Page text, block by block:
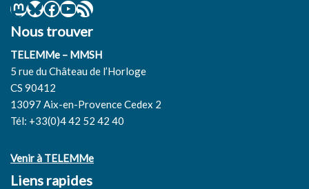
Nous trouver
TELEMMe – MMSH
5 rue du Château de l’Horloge
CS 90412
13097 Aix-en-Provence Cedex 2
Tél: +33(0)4 42 52 42 40
Venir à TELEMMe
Liens rapides